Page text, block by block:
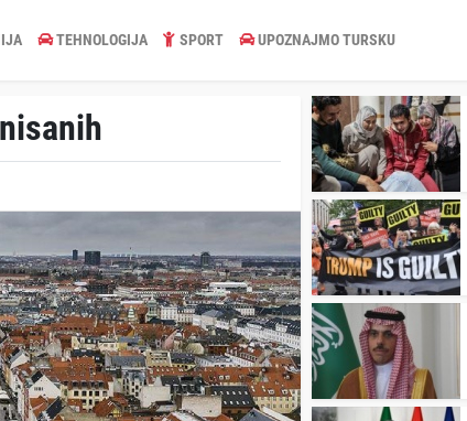
TEHNOLOGIJA SPORT UPOZNAJMO TURSKU